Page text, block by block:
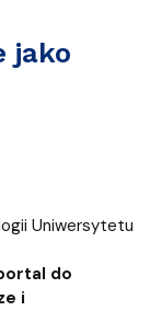
jako
Uniwersytetu
do
i